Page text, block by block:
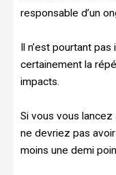
responsable d’un
Il n’est pourtant
certainement la
impacts.
Si vous vous
ne devriez pas
moins une demi